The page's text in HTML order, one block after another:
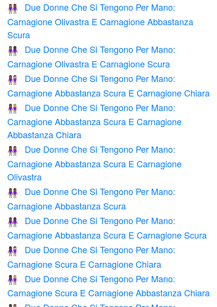
👩🏽‍🤝‍👩🏾
Due Donne Che Si Tengono Per Mano:
Carnagione Olivastra E Carnagione Abbastanza
Scura
👩🏽‍🤝‍👩🏿
Due Donne Che Si Tengono Per Mano:
Carnagione Olivastra E Carnagione Scura
👩🏾‍🤝‍👩🏻
Due Donne Che Si Tengono Per Mano:
Carnagione Abbastanza Scura E Carnagione Chiara
👩🏾‍🤝‍👩🏼
Due Donne Che Si Tengono Per Mano:
Carnagione Abbastanza Scura E Carnagione
Abbastanza Chiara
👩🏾‍🤝‍👩🏽
Due Donne Che Si Tengono Per Mano:
Carnagione Abbastanza Scura E Carnagione
Olivastra
👭🏾
Due Donne Che Si Tengono Per Mano:
Carnagione Abbastanza Scura
👩🏾‍🤝‍👩🏿
Due Donne Che Si Tengono Per Mano:
Carnagione Abbastanza Scura E Carnagione Scura
👩🏿‍🤝‍👩🏻
Due Donne Che Si Tengono Per Mano:
Carnagione Scura E Carnagione Chiara
👩🏿‍🤝‍👩🏼
Due Donne Che Si Tengono Per Mano:
Carnagione Scura E Carnagione Abbastanza Chiara